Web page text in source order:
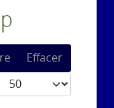
Effacer
Afficher #